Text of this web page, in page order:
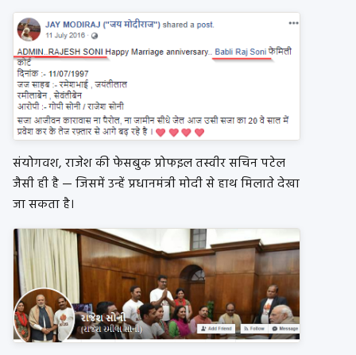
संयोगवश, राजेश की फेसबुक प्रोफइल तस्वीर सचिन पटेल
जैसी ही है — जिसमें उन्हें प्रधानमंत्री मोदी से हाथ मिलाते देखा
जा सकता है।